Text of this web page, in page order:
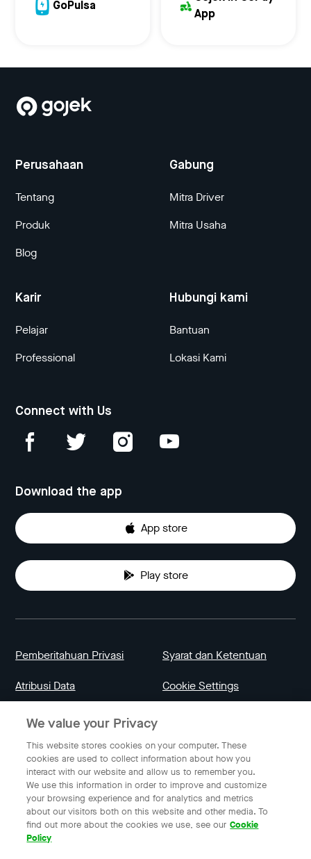
GoPulsa
App
Perusahaan
Tentang
Produk
Blog
Gabung
Mitra Driver
Mitra Usaha
Karir
Pelajar
Professional
Hubungi kami
Bantuan
Lokasi Kami
Connect with Us
Download the app
App store
Play store
Pemberitahuan Privasi Syarat dan Ketentuan
Atribusi Data Cookie Settings
Bahasa Indonesia
© 2023 Gojek | Gojek adalah merek milik PT GoTo Gojek
Tokopedia Tbk. Terdaftar pada Direktorat Jendral Kekayaan
We value your Privacy
This website stores cookies on your computer. These
cookies are used to collect information about how you
interact with our website and allow us to remember you.
We use this information in order to improve and customize
your browsing experience and for analytics and metrics
about our visitors both on this website and other media. To
find out more about the cookies we use, see our Cookie
Policy